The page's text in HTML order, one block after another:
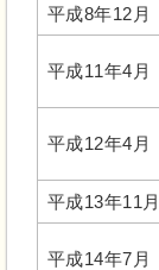
平成8年12月
平成11年4月
平成12年4月
平成13年11月
平成14年7月